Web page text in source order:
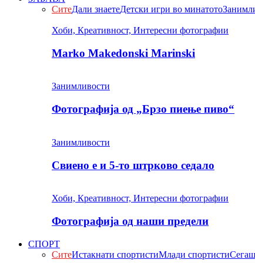
СитеДали знаетеДетски игри во минатото
Хоби, Креативност, Интересни фотографии
Marko Makedonski Marinski
Занимливости
Фотографија од „Брзо пиење пиво“
Занимливости
Свиено е и 5-то штрково седало
Хоби, Креативност, Интересни фотографии
Фотографија од наши предели
СПОРТ
СитеИстакнати спортистиМлади спортисти